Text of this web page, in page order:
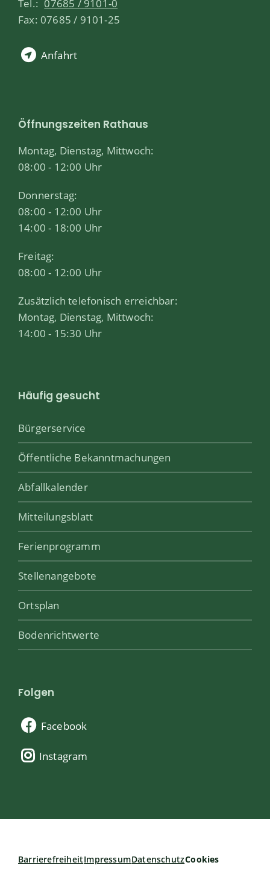
Tel.: 07685 / 9101-0
Fax: 07685 / 9101-25
Anfahrt
Öffnungszeiten Rathaus
Montag, Dienstag, Mittwoch:
08:00 - 12:00 Uhr
Donnerstag:
08:00 - 12:00 Uhr
14:00 - 18:00 Uhr
Freitag:
08:00 - 12:00 Uhr
Zusätzlich telefonisch erreichbar:
Montag, Dienstag, Mittwoch:
14:00 - 15:30 Uhr
Häufig gesucht
Bürgerservice
Öffentliche Bekanntmachungen
Abfallkalender
Mitteilungsblatt
Ferienprogramm
Stellenangebote
Ortsplan
Bodenrichtwerte
Folgen
Facebook
Instagram
BarrierefreiheitImpressumDatenschutzCookies